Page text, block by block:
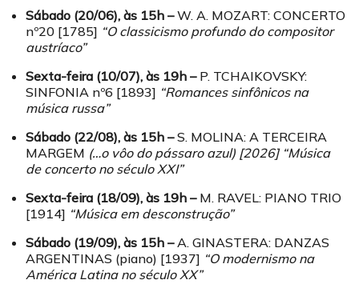
Sábado (20/06), às 15h –W. A. MOZART: CONCERTO
nº20 [1785] “O classicismo profundo do compositor
austríaco”
Sexta-feira (10/07), às 19h –P. TCHAIKOVSKY:
SINFONIA nº6 [1893] “Romances sinfônicos na
música russa”
Sábado (22/08), às 15h –S. MOLINA: A TERCEIRA
MARGEM (…o vôo do pássaro azul) [2026] “Música
de concerto no século XXI”
Sexta-feira (18/09), às 19h –M. RAVEL: PIANO TRIO
[1914] “Música em desconstrução”
Sábado (19/09), às 15h –A. GINASTERA: DANZAS
ARGENTINAS (piano) [1937] “O modernismo na
América Latina no século XX”